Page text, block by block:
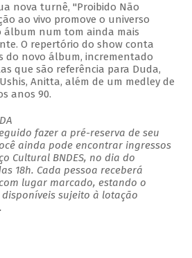
nova turnê, "Proibido Não
ao vivo promove o universo
num tom ainda mais
O repertório do show conta
do novo álbum, incrementado
que são referência para Duda,
Anitta, além de um medley de
anos 90.
fazer a pré-reserva de seu
ainda pode encontrar ingressos
Cultural BNDES, no dia do
18h. Cada pessoa receberá
lugar marcado, estando o
sujeito à lotação